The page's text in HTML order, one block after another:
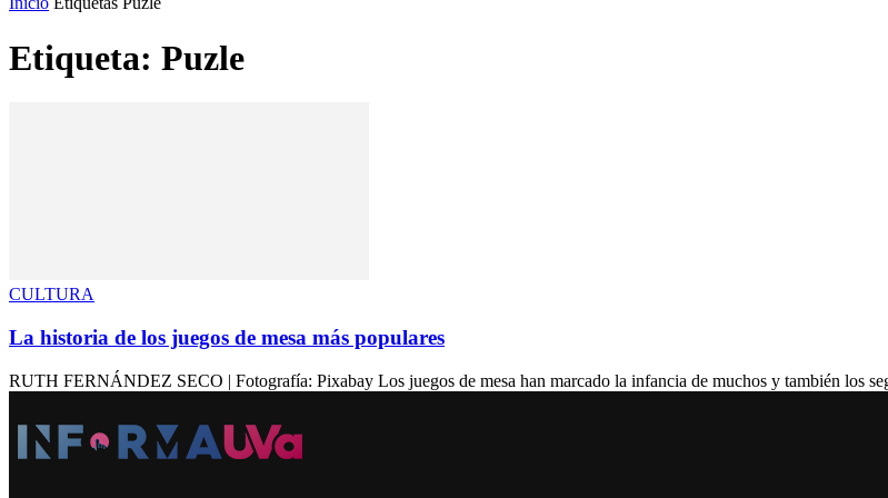
Etiqueta: Puzle
CULTURA
La historia de los juegos de mesa más populares
RUTH FERNÁNDEZ SECO | Fotografía: Pixabay Los juegos de mesa han marcado la infancia de muchos y también los